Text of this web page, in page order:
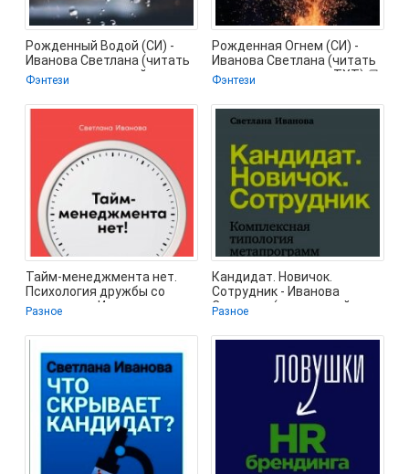
Рожденный Водой (СИ) -
Иванова Светлана (читать
полные книги онлайн
Фэнтези
Рожденная Огнем (СИ) -
Иванова Светлана (читать
книги регистрация .TXT) 📗
Фэнтези
Тайм-менеджмента нет.
Психология дружбы со
временем - Иванова
Разное
Кандидат. Новичок.
Сотрудник - Иванова
Светлана (книги онлайн
Разное